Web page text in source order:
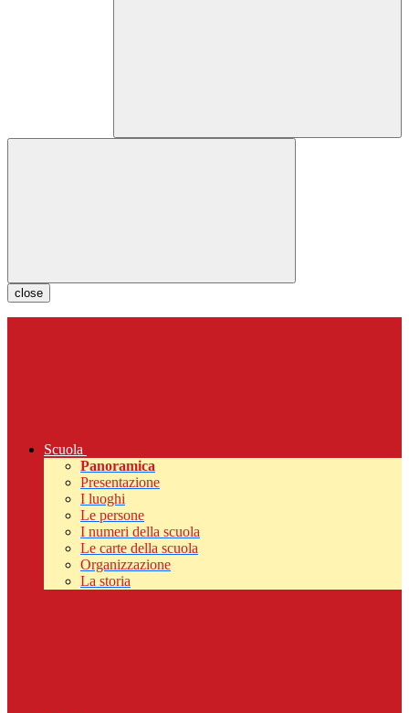
close
Scuola
Panoramica
Presentazione
I luoghi
Le persone
I numeri della scuola
Le carte della scuola
Organizzazione
La storia